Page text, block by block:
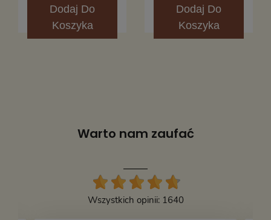
Dodaj Do
Koszyka
Dodaj Do
Koszyka
Warto nam zaufać
Wszystkich opinii: 1640